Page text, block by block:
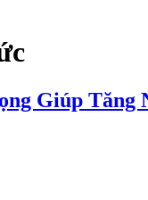
Giúp Tăng